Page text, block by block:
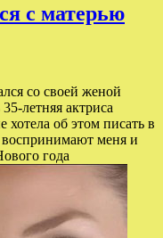
с матерью
со своей женой
летняя актриса
об этом писать в
воспринимают меня и
года